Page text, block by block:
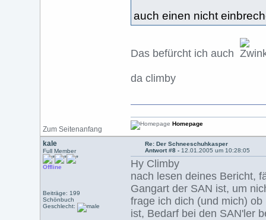
auch einen nicht
Das befürcht ich auch
da climby
Zum Seitenanfang
Homepage
kale
Full Member
Offline
Beiträge: 199
Schönbuch
Geschlecht:
Re: Der Schneeschuhkasper
Antwort #8 - 12.01.2005 um 10:28:05
Hy Climby
nach lesen deines Bericht,
Gangart der SAN ist, um
frage ich dich (und mich)
ist, Bedarf bei den SAN'ler